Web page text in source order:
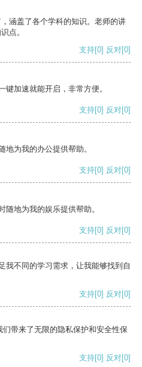
涵盖了各个学科的知识。老师的讲
点。
支持[0] 反对[0]
键加速就能开启，非常方便。
支持[0] 反对[0]
地为我的办公提供帮助。
支持[0] 反对[0]
随地为我的娱乐提供帮助。
支持[0] 反对[0]
我不同的学习需求，让我能够找到自
支持[0] 反对[0]
带来了无限的隐私保护和安全性保
支持[0] 反对[0]